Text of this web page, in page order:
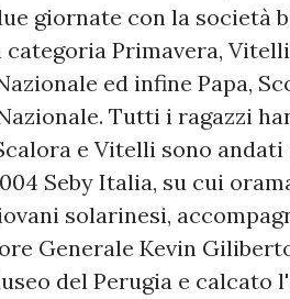
giornate con la società
Primavera,
ed infine Papa,
Tutti i ragazzi
e Vitelli sono
Seby Italia, su cui
solarinesi,
Generale Kevin
del Perugia e calcato